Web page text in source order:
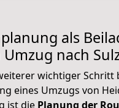
als
Umzug nach
wichtiger Schritt
eines Umzugs von
ist diePlanung der